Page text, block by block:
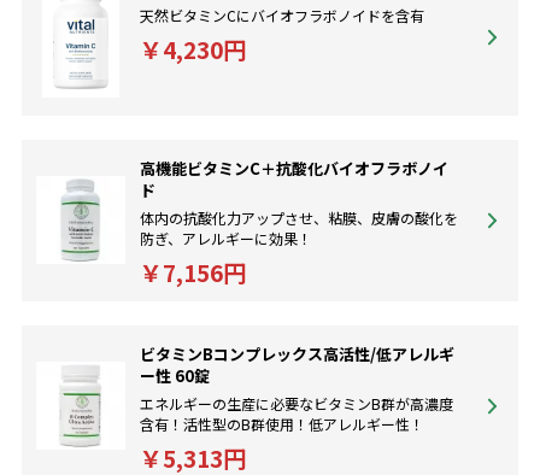
天然ビタミンCにバイオフラボノイドを含有
￥4,230円
高機能ビタミンC＋抗酸化バイオフラボノイ
ド
体内の抗酸化力アップさせ、粘膜、皮膚の酸化を
防ぎ、アレルギーに効果！
￥7,156円
ビタミンBコンプレックス高活性/低アレルギ
ー性 60錠
エネルギーの生産に必要なビタミンB群が高濃度
含有！活性型のB群使用！低アレルギー性！
￥5,313円